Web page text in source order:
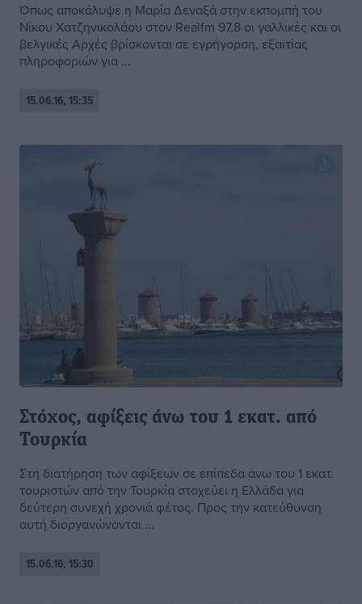
Όπως αποκάλυψε η Μαρία Δεναξά στην εκπομπή του
Νίκου Χατζηνικολάου στον Realfm 97,8 οι γαλλικές και οι
βελγικές Αρχές βρίσκονται σε εγρήγορση, εξαιτίας
πληροφοριών για ...
15.06.16, 15:35
Στόχος, αφίξεις άνω του 1 εκατ. από
Τουρκία
Στη διατήρηση των αφίξεων σε επίπεδα άνω του 1 εκατ.
τουριστών από την Τουρκία στοχεύει η Ελλάδα για
δεύτερη συνεχή χρονιά φέτος. Προς την κατεύθυνση
αυτή διοργανώνονται ...
15.06.16, 15:30